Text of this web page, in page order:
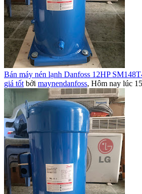
Bán máy nén lạnh Danfoss 12HP
giá tốt bởi maynendanfoss, Hôm nay lúc